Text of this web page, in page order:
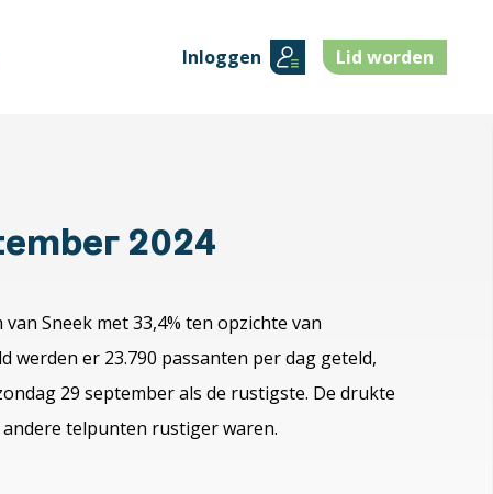
Inloggen Lid worden
2024
Sneek met 33,4% ten opzichte van
werden er 23.790 passanten per dag geteld,
29 september als de rustigste. De drukte
telpunten rustiger waren.